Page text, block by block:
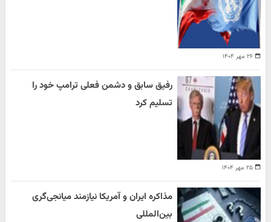
۲۶ مهر ۱۴۰۴
۲۵ مهر ۱۴۰۴
رفیق سابق و دشمن فعلی ترامپ خود را
تسلیم کرد
مذاکره ایران و آمریکا نیازمند میانجی‌گری
بین‌المللی